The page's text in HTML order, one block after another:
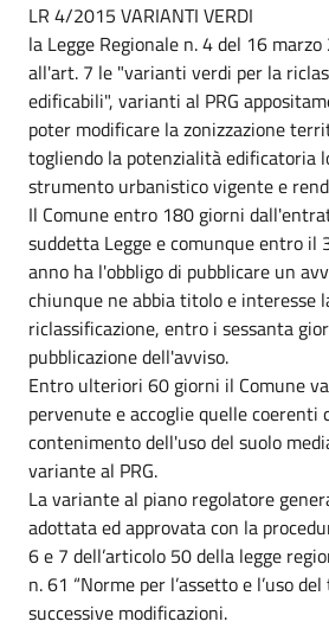
LR 4/2015 VARIANTI VERDI
la Legge Regionale n. 4 del 16
all'art. 7 le "varianti verdi per la
edificabili", varianti al PRG
poter modificare la zonizzazione
togliendo la potenzialità edificatoria
strumento urbanistico vigente e
Il Comune entro 180 giorni
suddetta Legge e comunque entro il
anno ha l'obbligo di pubblicare un
chiunque ne abbia titolo e interesse
riclassificazione, entro i sessanta
pubblicazione dell'avviso.
Entro ulteriori 60 giorni il Comune
pervenute e accoglie quelle coerenti
contenimento dell'uso del suolo
variante al PRG.
La variante al piano regolatore
adottata ed approvata con la
6 e 7 dell’articolo 50 della legge
n. 61 “Norme per l’assetto e l’uso
successive modificazioni.